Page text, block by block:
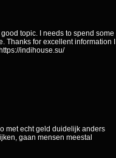
topic. I needs to spend some
for excellent information I
https://indihouse.su/
met echt geld duidelijk anders
gaan mensen meestal